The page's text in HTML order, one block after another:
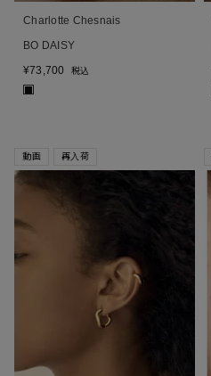
Charlotte Chesnais
BO DAISY
¥73,700 税込
動画 再入荷